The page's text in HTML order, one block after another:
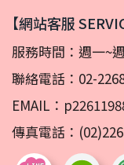
【網站客服
服務時間：週一~
聯絡電話： 02-
EMAIL：
傳真電話：